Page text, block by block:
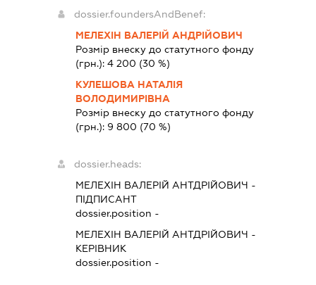
dossier.foundersAndBenef:
МЕЛЕХІН ВАЛЕРІЙ АНДРІЙОВИЧ
Розмір внеску до статутного фонду
(грн.): 4 200 (30 %)
КУЛЕШОВА НАТАЛІЯ
ВОЛОДИМИРІВНА
Розмір внеску до статутного фонду
(грн.): 9 800 (70 %)
dossier.heads:
МЕЛЕХІН ВАЛЕРІЙ АНТДРІЙОВИЧ -
ПІДПИСАНТ
dossier.position -
МЕЛЕХІН ВАЛЕРІЙ АНТДРІЙОВИЧ -
КЕРІВНИК
dossier.position -